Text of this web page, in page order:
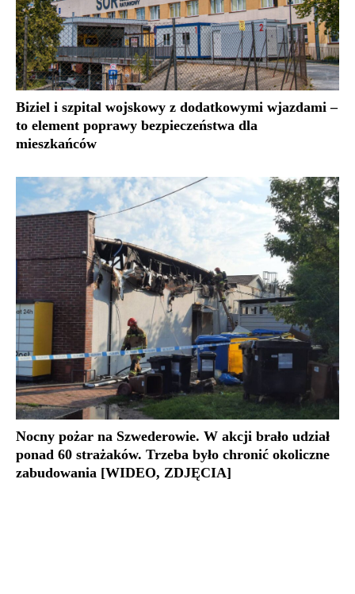
Biziel i szpital wojskowy z dodatkowymi wjazdami –
to element poprawy bezpieczeństwa dla
mieszkańców
Nocny pożar na Szwederowie. W akcji brało udział
ponad 60 strażaków. Trzeba było chronić okoliczne
zabudowania [WIDEO, ZDJĘCIA]